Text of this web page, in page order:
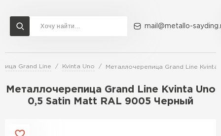
mail@metallo-
Grand Line Kvinta Uno Металлочерепица Grand Line
Металлочерепица Grand Line Kvinta Uno
0,5 Satin Мatt RAL 9005 Черный
Доставка и оплата Акции О компании Контакты
Перейти в каталог